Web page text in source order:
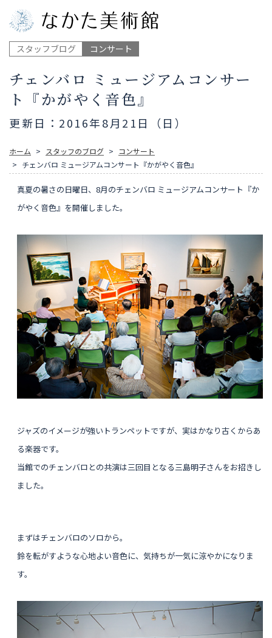
スタッフブログ コンサート
チェンバロ ミュージアムコンサー
ト『かがやく音色』
更新日：2016年8月21日（日）
ホーム スタッフのブログ
コンサート
チェンバロ ミュージアムコンサート『かがやく音色』
真夏の暑さの日曜日、8月のチェンバロ ミュージアムコンサート『か
がやく音色』を開催しました。
ジャズのイメージが強いトランペットですが、実はかなり古くからあ
る楽器です。
当館でのチェンバロとの共演は三回目となる三島明子さんをお招きし
ました。
まずはチェンバロのソロから。
鈴を転がすような心地よい音色に、気持ちが一気に涼やかになりま
す。